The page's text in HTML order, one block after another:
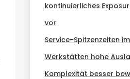
kontinuierliches
vor
Service-Spitzenzeiten
Werkstätten hohe
Komplexität besser